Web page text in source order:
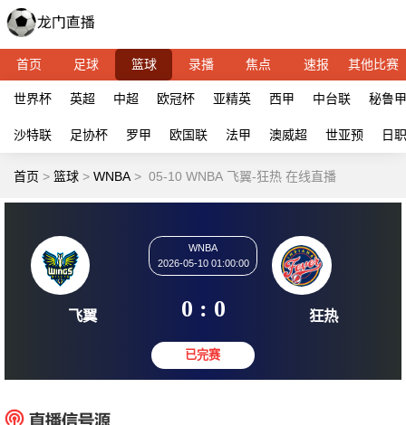
首页 足球 篮球 录播 焦点 速报 其他比赛
世界杯 英超 中超 欧冠杯 亚精英 西甲 中台联 秘鲁甲
沙特联 足协杯 罗甲 欧国联 法甲 澳威超 世亚预 日
首页 > 篮球 > WNBA > 05-10 WNBA 飞翼-狂热 在线直播
飞翼
2026-05-10 01:00:00
0 : 0 狂